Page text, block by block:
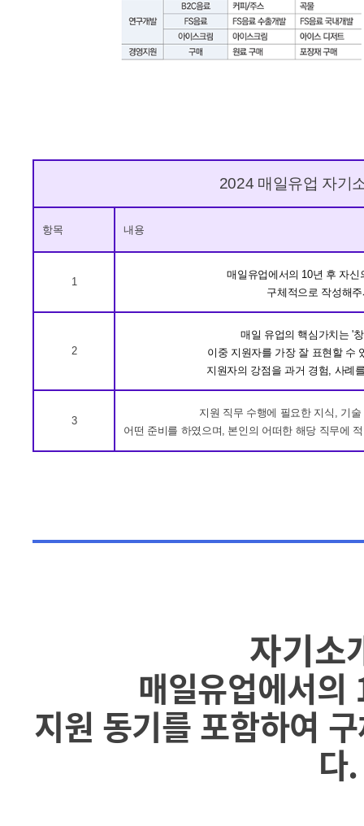
2024 매일유업 자기
항목 내용
1
매일유업에서의 10년 후 자
구체적으로 작성해
2
매일 유업의 핵심가치는 '
이중 지원자를 가장 잘 표현할 수
지원자의 강점을 과거 경험, 사례
3
지원 직무 수행에 필요한 지식, 기
어떤 준비를 하였으며, 본인의 어떠한 해당 직무에
자기소
매일유업에서
지원 동기를 포함하여
다